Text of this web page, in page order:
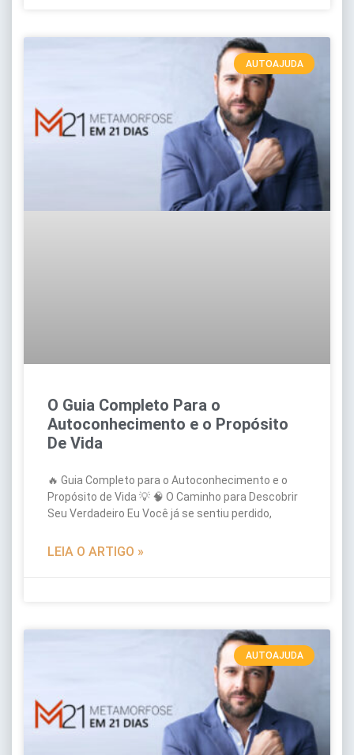
AUTOAJUDA
O Guia Completo Para o
Autoconhecimento e o Propósito
De Vida
🔥 Guia Completo para o Autoconhecimento e o
Propósito de Vida 💡 🧠 O Caminho para Descobrir
Seu Verdadeiro Eu Você já se sentiu perdido,
LEIA O ARTIGO »
AUTOAJUDA